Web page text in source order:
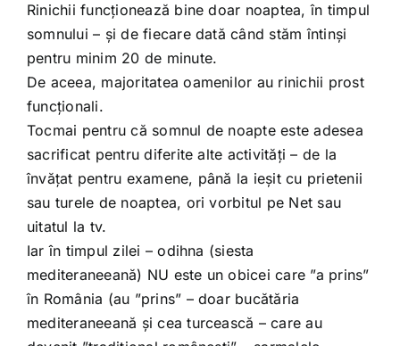
Rinichii funcționează bine doar noaptea, în timpul
somnului – și de fiecare dată când stăm întinși
pentru minim 20 de minute.
De aceea, majoritatea oamenilor au rinichii prost
funcționali.
Tocmai pentru că somnul de noapte este adesea
sacrificat pentru diferite alte activități – de la
învățat pentru examene, până la ieșit cu prietenii
sau turele de noaptea, ori vorbitul pe Net sau
uitatul la tv.
Iar în timpul zilei – odihna (siesta
mediteraneeană) NU este un obicei care ”a prins”
în România (au ”prins” – doar bucătăria
mediteraneeană și cea turcească – care au